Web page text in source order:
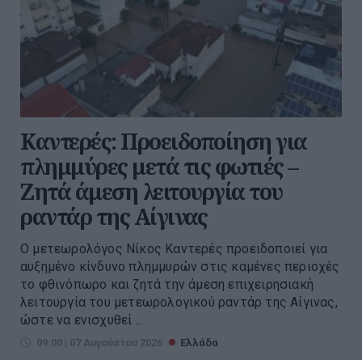
Καντερές: Προειδοποίηση για
πλημμύρες μετά τις φωτιές –
Ζητά άμεση λειτουργία του
ραντάρ της Αίγινας
Ο μετεωρολόγος Νίκος Καντερές προειδοποιεί για
αυξημένο κίνδυνο πλημμυρών στις καμένες περιοχές
το φθινόπωρο και ζητά την άμεση επιχειρησιακή
λειτουργία του μετεωρολογικού ραντάρ της Αίγινας,
ώστε να ενισχυθεί ...
09:00 | 07 Αυγούστου 2026 Ελλάδα